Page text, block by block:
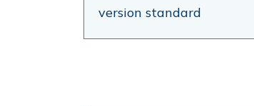
version standard